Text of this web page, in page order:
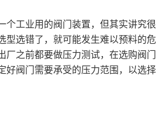
个工业用的阀门装置，但其实讲究很
型选错了，就可能发生难以预料的危
厂之前都要做压力测试，在选购阀门
好阀门需要承受的压力范围，以选择